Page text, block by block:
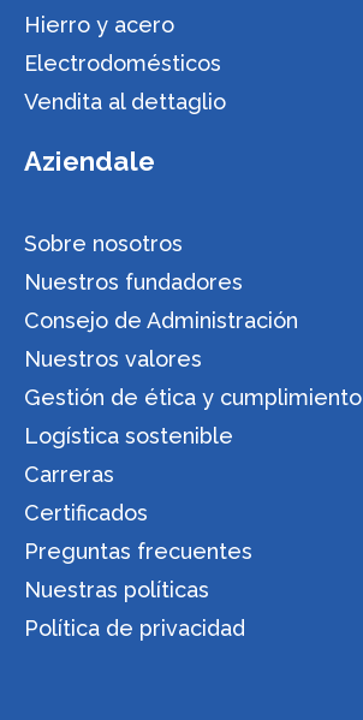
Hierro y acero
Electrodomésticos
Vendita al dettaglio
Aziendale
Sobre nosotros
Nuestros fundadores
Consejo de Administración
Nuestros valores
Gestión de ética y cumplimiento
Logística sostenible
Carreras
Certificados
Preguntas frecuentes
Nuestras políticas
Política de privacidad